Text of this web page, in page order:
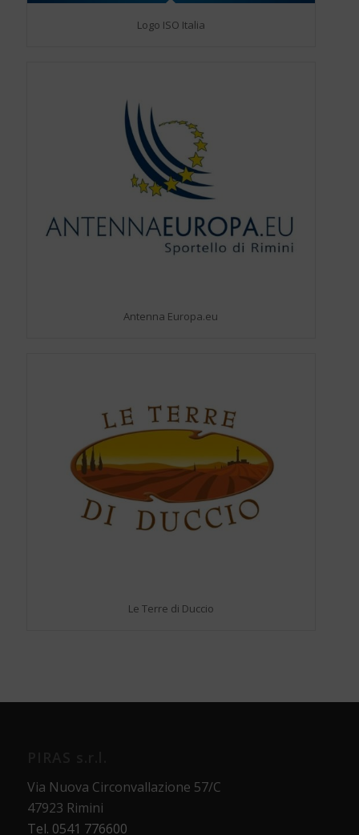
Logo ISO Italia
Antenna Europa.eu
Le Terre di Duccio
Via Nuova Circonvallazione 57/C
47923 Rimini
Tel. 0541 776600